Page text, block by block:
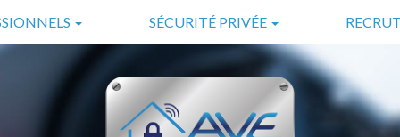
SÉCURITÉ PRIVÉE
GARDIENNAGE
SURVEILLANCE
SÉCURITÉ INCENDIE